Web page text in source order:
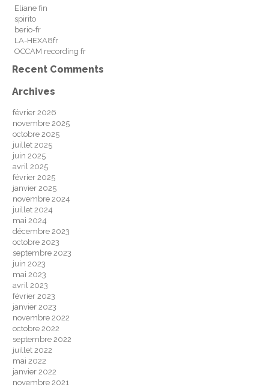
Eliane fin
spirito
berio-fr
LA-HEXA8fr
OCCAM recording fr
Recent Comments
Archives
février 2026
novembre 2025
octobre 2025
juillet 2025
juin 2025
avril 2025
février 2025
janvier 2025
novembre 2024
juillet 2024
mai 2024
décembre 2023
octobre 2023
septembre 2023
juin 2023
mai 2023
avril 2023
février 2023
janvier 2023
novembre 2022
octobre 2022
septembre 2022
juillet 2022
mai 2022
janvier 2022
novembre 2021